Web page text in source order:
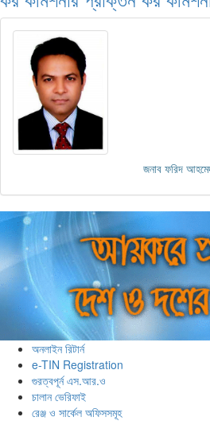
জনাব ফরিদ
অনলাইন রিটার্ন
e-TIN Registration
গুরত্বপূর্ন এস.আর.ও
চালান ভেরিফাই
রেঞ্জ ও সার্কেল অফিসসমূহ